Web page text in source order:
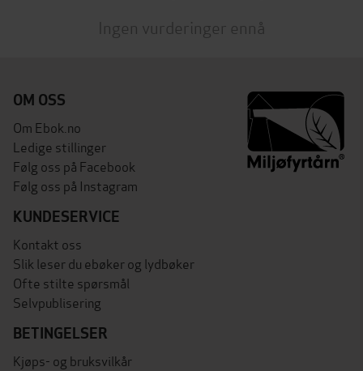
Ingen vurderinger ennå
OM OSS
Om Ebok.no
Ledige stillinger
Følg oss på Facebook
Følg oss på Instagram
KUNDESERVICE
Kontakt oss
Slik leser du ebøker og lydbøker
Ofte stilte spørsmål
Selvpublisering
BETINGELSER
Kjøps- og bruksvilkår